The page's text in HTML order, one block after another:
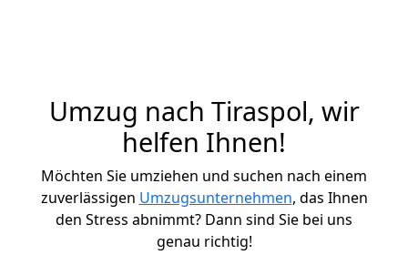
Umzug nach Tiraspol, wir
helfen Ihnen!
Möchten Sie umziehen und suchen nach einem
zuverlässigen Umzugsunternehmen, das Ihnen
den Stress abnimmt? Dann sind Sie bei uns
genau richtig!